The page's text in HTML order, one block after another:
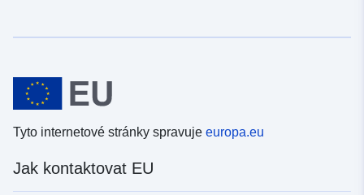
Tyto internetové stránky spravuje europa.eu
Jak kontaktovat EU